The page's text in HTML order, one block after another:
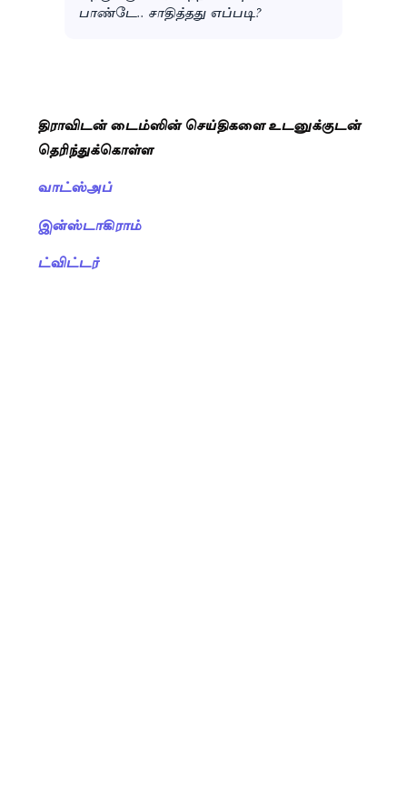
பாண்டே.. சாதித்தது எப்படி?
திராவிடன் டைம்ஸின் செய்திகளை உடனுக்குடன்
தெரிந்துக்கொள்ள
வாட்ஸ்அப்
இன்ஸ்டாகிராம்
ட்விட்டர்